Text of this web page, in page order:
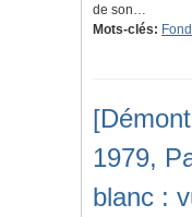
de son…
Mots-clés:
1979,
blanc :